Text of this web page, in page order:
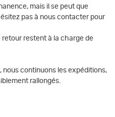
mais il se peut que
pas à nous contacter pour
retour restent à la charge de
nous continuons les expéditions,
rallongés.